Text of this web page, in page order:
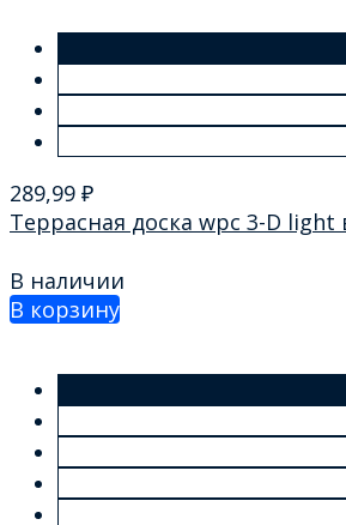
289,99 ₽
Террасная доска wpc 3-D light
В наличии
В корзину